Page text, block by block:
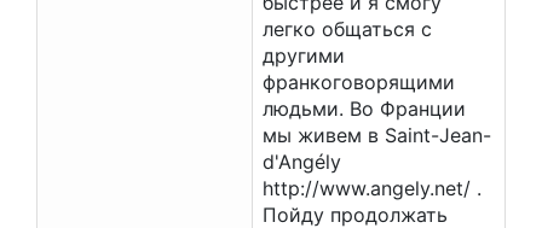
легко общаться с
другими
франкоговорящими
людьми. Во Франции
мы живем в Saint-Jean-
d'Angély
http://www.angely.net/ .
Пойду продолжать